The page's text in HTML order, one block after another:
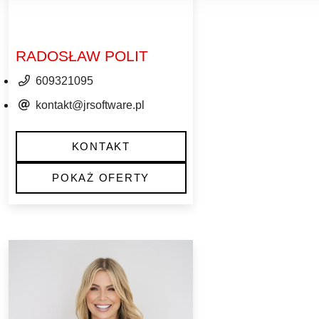
RADOSŁAW POLIT
609321095
kontakt@jrsoftware.pl
KONTAKT
POKAŻ OFERTY